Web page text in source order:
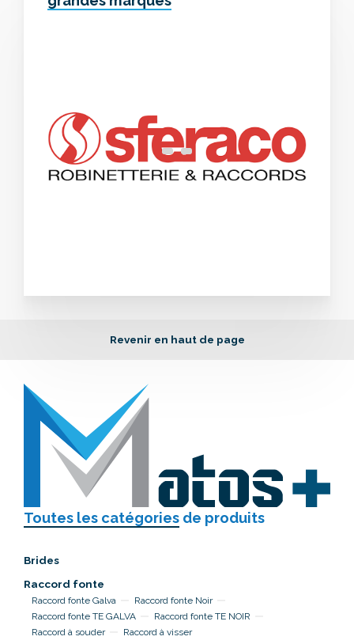
Revenir en haut de page
Toutes les catégories de produits
Brides
Raccord fonte
Raccord fonte Galva
Raccord fonte Noir
Raccord fonte TE GALVA
Raccord fonte TE NOIR
Raccord à souder
Raccord à visser